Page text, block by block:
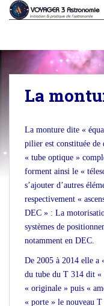
p
La
La monture dite «
pilier est constituée de
« tube optique »
forment ainsi le «
s’ajouter d’autres
respectivement «
DEC » : La
systèmes de
notamment en DEC.
De 2005 à 2014 elle a
du tube du T 314 dit «
« originale » puis «
« porte » le nouveau